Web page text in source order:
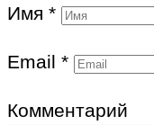
Имя *
Email *
Комментарий